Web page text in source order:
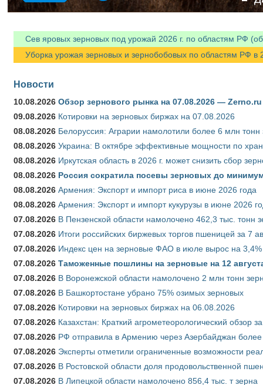
Сев яровых зерновых под урожай 2026 г. по областям РФ
Уборка урожая зерновых и зернобобовых по областям РФ в
Новости
10.08.2026 Обзор зернового рынка на 07.08.2026 — Zerno.ru
09.08.2026 Котировки на зерновых биржах на 07.08.2026
08.08.2026 Белоруссия: Аграрии намолотили более 6 млн тонн
08.08.2026 Украина: В октябре эффективные мощности по
08.08.2026 Иркутская область в 2026 г. может снизить сбор
08.08.2026 Россия сократила посевы зерновых до
08.08.2026 Армения: Экспорт и импорт риса в июне 2026 года
08.08.2026 Армения: Экспорт и импорт кукурузы в июне 2026
07.08.2026 В Пензенской области намолочено 462,3 тыс. тонн
07.08.2026 Итоги российских биржевых торгов пшеницей за 7
07.08.2026 Индекс цен на зерновые ФАО в июле вырос на 3,4%
07.08.2026 Таможенные пошлины на зерновые на 12
07.08.2026 В Воронежской области намолочено 2 млн тонн
07.08.2026 В Башкортостане убрано 75% озимых зерновых
07.08.2026 Котировки на зерновых биржах на 06.08.2026
07.08.2026 Казахстан: Краткий агрометеорологический обзор
07.08.2026 РФ отправила в Армению через Азербайджан более
07.08.2026 Эксперты отметили ограниченные возможности
07.08.2026 В Ростовской области доля продовольственной
07.08.2026 В Липецкой области намолочено 856,4 тыс. т зерна